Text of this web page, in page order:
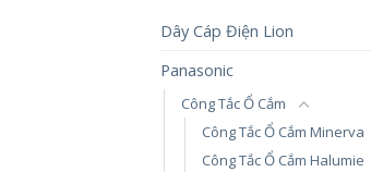
Dây Cáp Điện Lion
Panasonic
Công Tắc Ổ Cắm
Công Tắc Ổ Cắm Minerva
Công Tắc Ổ Cắm Halumie